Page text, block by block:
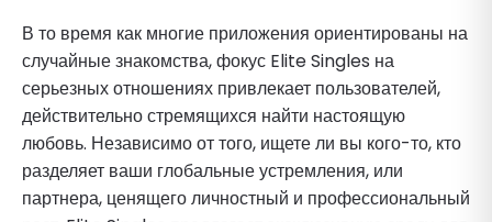
В то время как многие приложения ориентированы на
случайные знакомства, фокус Elite Singles на
серьезных отношениях привлекает пользователей,
действительно стремящихся найти настоящую
любовь. Независимо от того, ищете ли вы кого-то, кто
разделяет ваши глобальные устремления, или
партнера, ценящего личностный и профессиональный